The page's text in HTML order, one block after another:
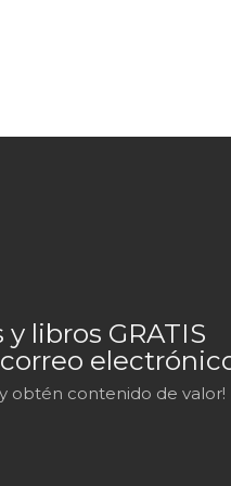
libros GRATIS
obtén contenido de valor!